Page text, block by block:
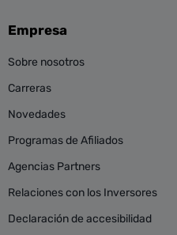
Empresa
Sobre nosotros
Carreras
Novedades
Programas de Afiliados
Agencias Partners
Relaciones con los Inversores
Declaración de accesibilidad